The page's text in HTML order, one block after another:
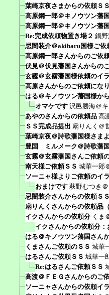
葉崎京夜さまからの依頼ＳＳ
高原鋼一郎＠キノウツン藩
高原鋼一郎＠キノウツン藩
Re:完成依頼物置き場２ 鍋
忌闇装介＠akiharu国様ご依
高原鋼一郎さんからのご依
伏見＠伏見藩国さんからの
玄霧＠玄霧藩国様依頼のイ
高原さんからのご依頼にな
はる＠キノウツン藩国様か
オマケです 沢邑勝海＠
あやのさんからの依頼品 高
ＳＳ完成品提出 扇りんく＠
葉崎京夜＠詩歌藩国様さま
豊国 ミルメーク＠詩歌藩
玄霧＠玄霧藩国さんご依頼
南天様ご依頼ＳＳ 城華一郎
ソーニャ様よりご依頼のイ
おまけです 萩野むつき
忌闇装介さんからの依頼ＳＳ
扇りんくさんからの依頼品
イクさんからの依頼分 くま
イクさんからの依頼分：
はる＠キノウツン藩国さん
くまさんご依頼のＳＳ 城華
はるさんご依頼ＳＳ 城華一
Re:はるさんご依頼ＳＳ
高渡＠ＦＥＧさんからのご
ソーニャさんからの依頼イ